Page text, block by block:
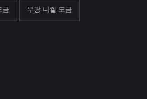
금 무광 니켈 도금